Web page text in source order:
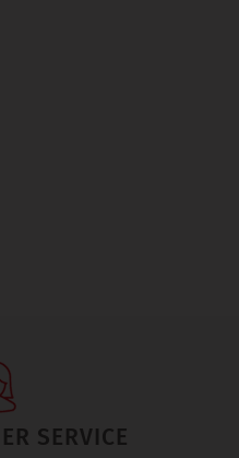
SERVICE